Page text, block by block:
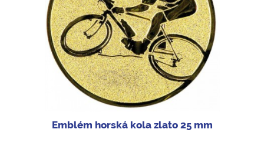
Emblém horská kola zlato 25 mm